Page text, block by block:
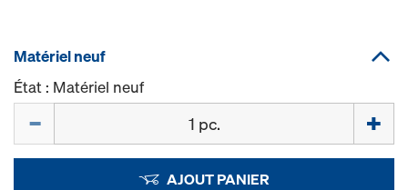
Matériel neuf
État : Matériel neuf
AJOUT PANIER